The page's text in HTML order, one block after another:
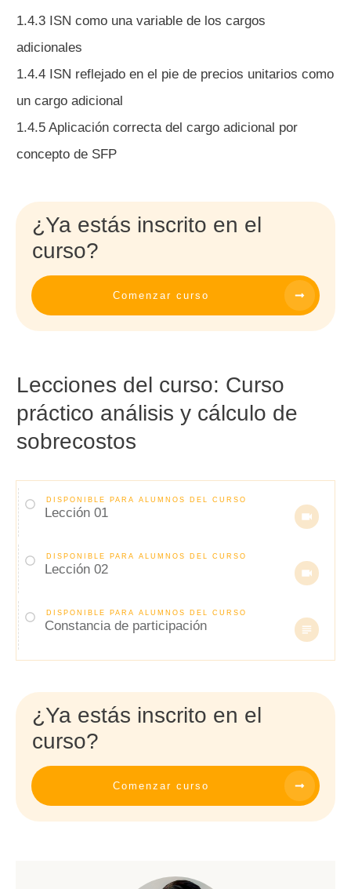
1.4.3 ISN como una variable de los cargos
adicionales
1.4.4 ISN reflejado en el pie de precios unitarios como
un cargo adicional
1.4.5 Aplicación correcta del cargo adicional por
concepto de SFP
¿Ya estás inscrito en el
curso?
Comenzar curso
Lecciones del curso: Curso
práctico análisis y cálculo de
sobrecostos
DISPONIBLE PARA ALUMNOS DEL CURSO
Lección 01
DISPONIBLE PARA ALUMNOS DEL CURSO
Lección 02
DISPONIBLE PARA ALUMNOS DEL CURSO
Constancia de participación
¿Ya estás inscrito en el
curso?
Comenzar curso